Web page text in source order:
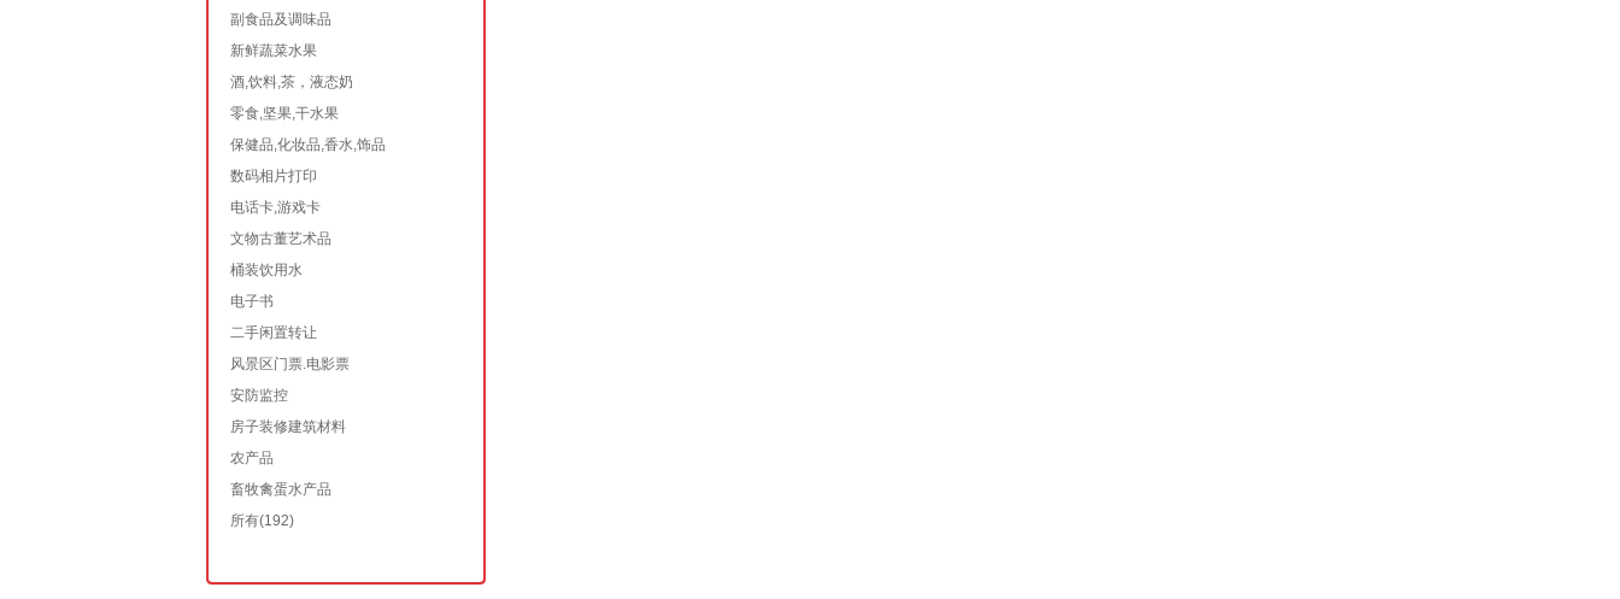
副食品及调味品
新鲜蔬菜水果
酒,饮料,茶，液态奶
零食,坚果,干水果
保健品,化妆品,香水,饰品
数码相片打印
电话卡,游戏卡
文物古董艺术品
桶装饮用水
电子书
二手闲置转让
风景区门票.电影票
安防监控
房子装修建筑材料
农产品
畜牧禽蛋水产品
所有(192)